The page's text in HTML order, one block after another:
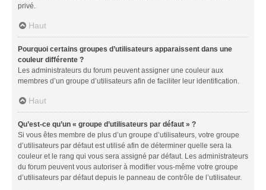
privé.
Haut
Pourquoi certains groupes d’utilisateurs apparaissent dans une
couleur différente ?
Les administrateurs du forum peuvent assigner une couleur aux
membres d’un groupe d’utilisateurs afin de faciliter leur identification.
Haut
Qu’est-ce qu’un « groupe d’utilisateurs par défaut » ?
Si vous êtes membre de plus d’un groupe d’utilisateurs, votre groupe
d’utilisateurs par défaut est utilisé afin de déterminer quelle sera la
couleur et le rang qui vous sera assigné par défaut. Les administrateurs
du forum peuvent vous autoriser à modifier vous-même votre groupe
d’utilisateurs par défaut depuis le panneau de contrôle de l’utilisateur.